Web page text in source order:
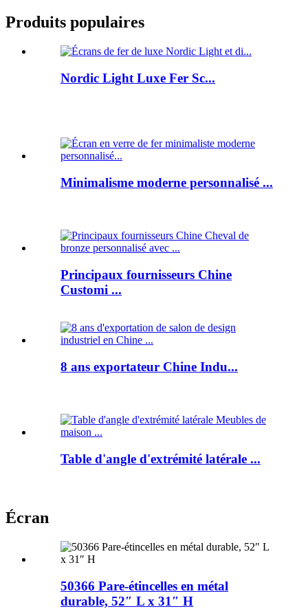
Produits populaires
Nordic Light Luxe Fer Sc...
Minimalisme moderne personnalisé ...
Principaux fournisseurs Chine
Customi ...
8 ans exportateur Chine Indu...
Table d'angle d'extrémité latérale ...
Écran
50366 Pare-étincelles en métal
durable, 52″ L x 31″ H